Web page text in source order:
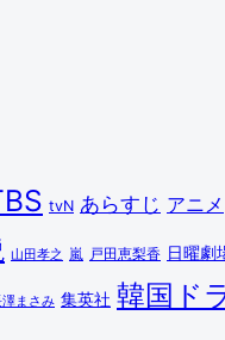
tvN あらすじ アニメ
山田孝之 嵐 戸田恵梨香 日曜劇
まさみ 集英社 韓国ド